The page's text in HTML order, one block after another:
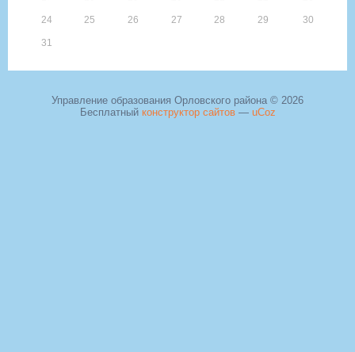
24 25 26 27 28 29 30
31
Управление образования Орловского района © 2026
Бесплатный конструктор сайтов— uCoz